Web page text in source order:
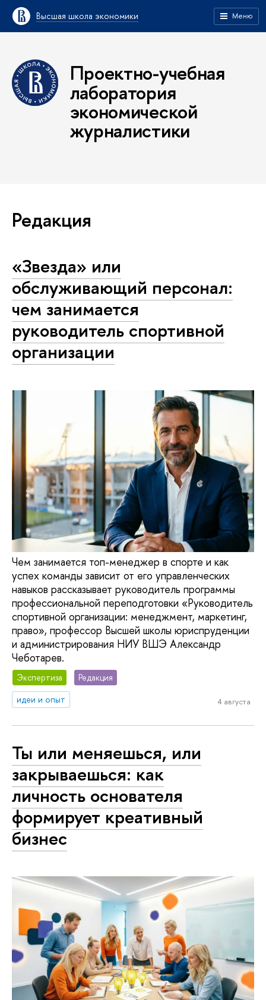
Высшая школа экономики Меню
Проектно-учебная
лаборатория
экономической
журналистики
Редакция
«Звезда» или
обслуживающий персонал:
чем занимается
руководитель спортивной
организации
Чем занимается топ-менеджер в спорте и как
успех команды зависит от его управленческих
навыков рассказывает руководитель программы
профессиональной переподготовки «Руководитель
спортивной организации: менеджмент, маркетинг,
право», профессор Высшей школы юриспруденции
и администрирования НИУ ВШЭ Александр
Чеботарев.
Экспертиза
Редакция
идеи и опыт
4 августа
Ты или меняешься, или
закрываешься: как
личность основателя
формирует креативный
бизнес